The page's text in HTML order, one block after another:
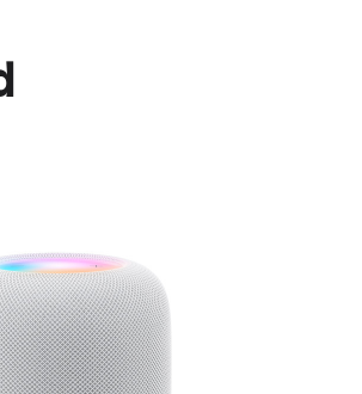
进
一
步
了
解
HomePod<